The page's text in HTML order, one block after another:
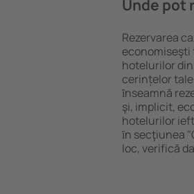
Unde pot
Rezervarea
economiseşti
hotelurilor
cerințelor
ȋnseamnă
şi, implicit,
hotelurilor
ȋn secţiunea
loc, verifică